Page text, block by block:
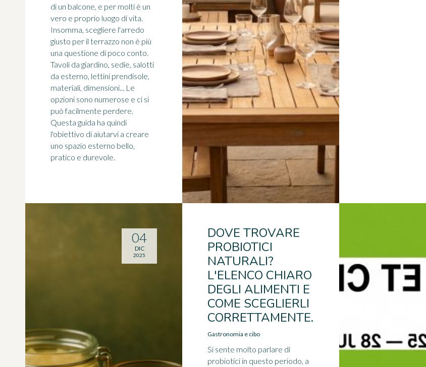
di un balcone, e per molti è un
vero e proprio luogo di vita.
Insomma, scegliere l'arredo
giusto per il terrazzo non è più
una questione di poco conto.
Tavoli da giardino, sedie, salotti
da esterno, lettini prendisole,
materiali, dimensioni... Le
opzioni sono numerose e ci si
può facilmente perdere.
Questa guida ha quindi
l'obiettivo di aiutarvi a creare
uno spazio esterno bello,
pratico e durevole.
DOVE TROVARE
PROBIOTICI
NATURALI?
L'ELENCO CHIARO
DEGLI ALIMENTI E
COME SCEGLIERLI
CORRETTAMENTE.
Gastronomia e cibo
Si sente molto parlare di
probiotici in questo periodo, a
04
DIC
2025